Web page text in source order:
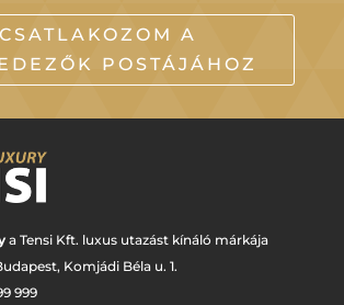
CSATLAKOZOM A
POSTÁJÁHOZ
a Tensi Kft. luxus utazást kínáló márkája
Komjádi Béla u. 1.
999